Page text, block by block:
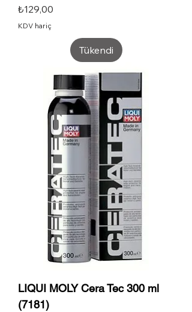
Fiyat
₺129,00
KDV hariç
Tükendi
LIQUI MOLY Cera Tec 300 ml
(7181)